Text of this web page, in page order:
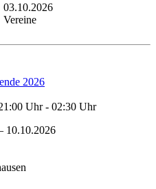
03.10.2026
Vereine
2026
Uhr - 02:30 Uhr
10.10.2026